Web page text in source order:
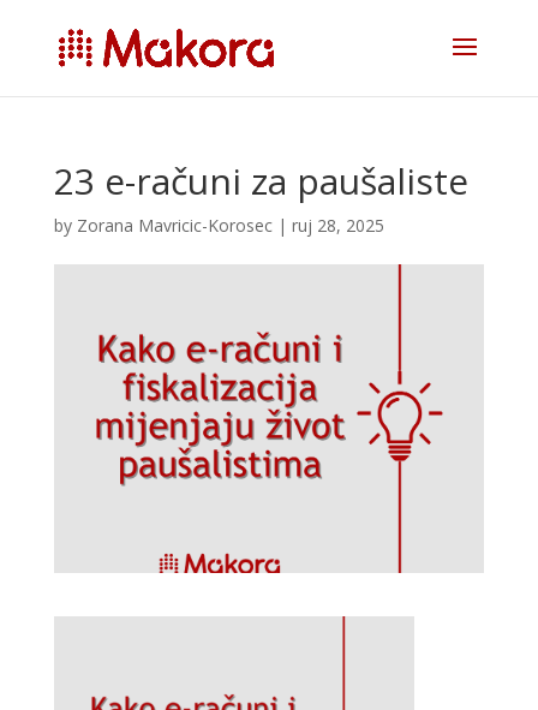
23 e-računi za paušaliste
by Zorana Mavricic-Korosec| ruj 28, 2025